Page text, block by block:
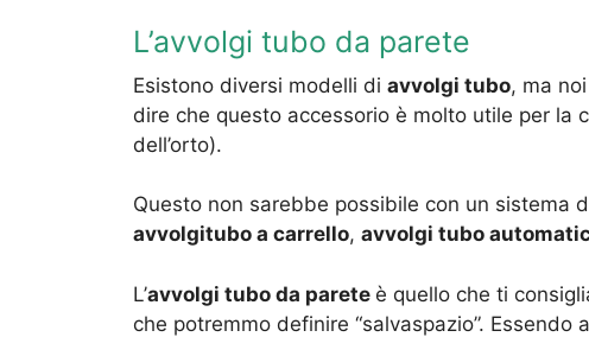
L’avvolgi tubo da parete
Esistono diversi modelli di avvolgi tubo, ma
dire che questo accessorio è molto utile per
dell’orto).
Questo non sarebbe possibile con un sistema
avvolgitubo a carrello, avvolgi tubo
L’avvolgi tubo da parete è quello che ti
che potremmo definire “salvaspazio”.